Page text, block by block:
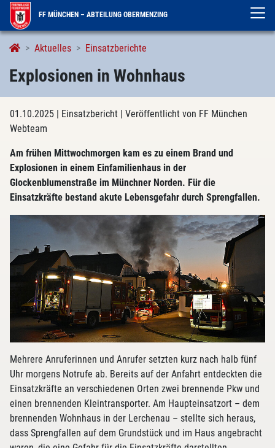
FF MÜNCHEN – ABTEILUNG OBERMENZING
Aktuelles Einsatzberichte
Explosionen in Wohnhaus
01.10.2025 | Einsatzbericht | Veröffentlicht von FF München
Webteam
Am frühen Mittwochmorgen kam es zu einem Brand und
Explosionen in einem Einfamilienhaus in der
Glockenblumenstraße im Münchner Norden. Für die
Einsatzkräfte bestand akute Lebensgefahr durch Sprengfallen.
Mehrere Anruferinnen und Anrufer setzten kurz nach halb fünf
Uhr morgens Notrufe ab. Bereits auf der Anfahrt entdeckten die
Einsatzkräfte an verschiedenen Orten zwei brennende Pkw und
einen brennenden Kleintransporter. Am Haupteinsatzort – dem
brennenden Wohnhaus in der Lerchenau – stellte sich heraus,
dass Sprengfallen auf dem Grundstück und im Haus angebracht